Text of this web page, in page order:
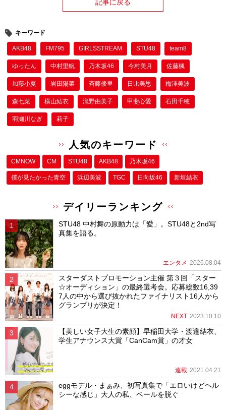
記事に戻る
キーワード
AKB48 FM795 GIRLSSTREAM STU48 team8
ゆったん 中村里帆 乃木坂46 今村美月 佐藤楓
加藤小夏 岩田陽菜 斉藤優里 日比美思 梅澤美波
森七菜 横山結衣 瀧野由美子 甲斐心愛 石田千穂
羽瀬川なぎ 莉子
人気のキーワード
CMNOW CM STU48 AKB48 乃木坂46
僕が⾒たかった⻘空 浜辺美波 TGC 日向坂46 新垣結衣
デイリーランキング
STU48 中村舞の原動力は「愛」。STU48と2nd写
真集を語る。
エンタメ 2026.08.04
スターダストプロモーション主催 第３回「スター
☆オーディション」の最終選考会。応募総数16,39
7人の中から選び抜かれたファイナリスト16人から
グランプリが決定！
NEXT 2023.10.10
【美しい女子大生の素顔】早稲田大学・渡邉結衣、
学生アナウンス大賞「CanCam賞」の才女
連載 2021.04.21
eggモデル・まぁみ、初写真集で「エロいけどヘル
シーな感じ」大人の私、ベールを脱ぐ